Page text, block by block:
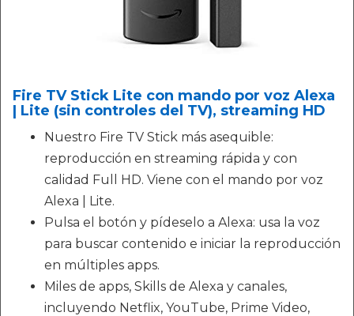
Fire TV Stick Lite con mando por voz Alexa
| Lite (sin controles del TV), streaming HD
Nuestro Fire TV Stick más asequible:
reproducción en streaming rápida y con
calidad Full HD. Viene con el mando por voz
Alexa | Lite.
Pulsa el botón y pídeselo a Alexa: usa la voz
para buscar contenido e iniciar la reproducción
en múltiples apps.
Miles de apps, Skills de Alexa y canales,
incluyendo Netflix, YouTube, Prime Video,